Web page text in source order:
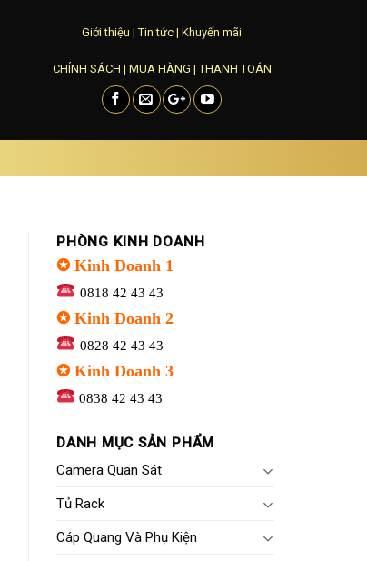
Giới thiệu |Tin tức | Khuyến mãi
CHÍNH SÁCH | MUA HÀNG |THANH TOÁN
PHÒNG KINH DOANH
✪ Kinh Doanh 1
0818 42 43 43
✪ Kinh Doanh 2
0828 42 43 43
✪ Kinh Doanh 3
0838 42 43 43
DANH MỤC SẢN PHẨM
Camera Quan Sát
Tủ Rack
Cáp Quang Và Phụ Kiện